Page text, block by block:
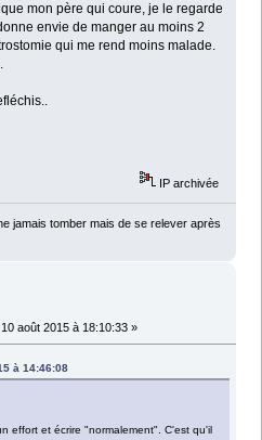
mon père qui coure, je le regarde
envie de manger au moins 2
qui me rend moins malade.
IP archivée
jamais tomber mais de se relever après
10 août 2015 à 18:10:33 »
à 14:46:08
effort et écrire "normalement". C'est qu'il